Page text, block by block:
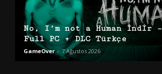
No, I’m not a Human İndir –
Full PC + DLC Türkçe
GameOver - 7 Ağustos 2026